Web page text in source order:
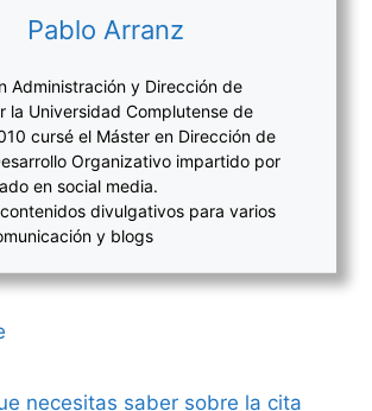
Pablo Arranz
Administración y Dirección de
la Universidad Complutense de
cursé el Máster en Dirección de
Organizativo impartido por
en social media.
divulgativos para varios
y blogs
necesitas saber sobre la cita